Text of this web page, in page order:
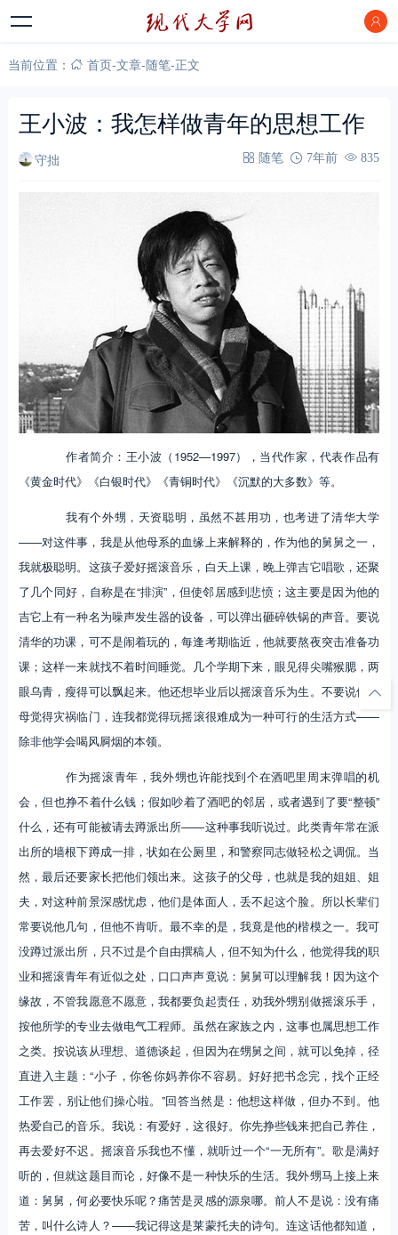
当前位置： 首页-文章-随笔-正文
王小波：我怎样做青年的思想工作
守拙 随笔 7年前 835
作者简介：王小波（1952—1997），当代作家，代表作品有
《黄金时代》《白银时代》《青铜时代》《沉默的大多数》等。
我有个外甥，天资聪明，虽然不甚用功，也考进了清华大学
——对这件事，我是从他母系的血缘上来解释的，作为他的舅舅之一，
我就极聪明。这孩子爱好摇滚音乐，白天上课，晚上弹吉它唱歌，还聚
了几个同好，自称是在“排演”，但使邻居感到悲愤；这主要是因为他的
吉它上有一种名为噪声发生器的设备，可以弹出砸碎铁锅的声音。要说
清华的功课，可不是闹着玩的，每逢考期临近，他就要熬夜突击准备功
课；这样一来就找不着时间睡觉。几个学期下来，眼见得尖嘴猴腮，两
眼乌青，瘦得可以飘起来。他还想毕业后以摇滚音乐为生。不要说他父
母觉得灾祸临门，连我都觉得玩摇滚很难成为一种可行的生活方式——
除非他学会喝风屙烟的本领。
作为摇滚青年，我外甥也许能找到个在酒吧里周末弹唱的机
会，但也挣不着什么钱；假如吵着了酒吧的邻居，或者遇到了要“整顿”
什么，还有可能被请去蹲派出所——这种事我听说过。此类青年常在派
出所的墙根下蹲成一排，状如在公厕里，和警察同志做轻松之调侃。当
然，最后还要家长把他们领出来。这孩子的父母，也就是我的姐姐、姐
夫，对这种前景深感忧虑，他们是体面人，丢不起这个脸。所以长辈们
常要说他几句，但他不肯听。最不幸的是，我竟是他的楷模之一。我可
没蹲过派出所，只不过是个自由撰稿人，但不知为什么，他觉得我的职
业和摇滚青年有近似之处，口口声声竟说：舅舅可以理解我！因为这个
缘故，不管我愿意不愿意，我都要负起责任，劝我外甥别做摇滚乐手，
按他所学的专业去做电气工程师。虽然在家族之内，这事也属思想工作
之类。按说该从理想、道德谈起，但因为在甥舅之间，就可以免掉，径
直进入主题：“小子，你爸你妈养你不容易。好好把书念完，找个正经
工作罢，别让他们操心啦。”回答当然是：他想这样做，但办不到。他
热爱自己的音乐。我说：有爱好，这很好。你先挣些钱来把自己养住，
再去爱好不迟。摇滚音乐我也不懂，就听过一个“一无所有”。歌是满好
听的，但就这题目而论，好像不是一种快乐的生活。我外甥马上接上来
道：舅舅，何必要快乐呢？痛苦是灵感的源泉哪。前人不是说：没有痛
苦，叫什么诗人？——我记得这是莱蒙托夫的诗句。连这话他都知道，